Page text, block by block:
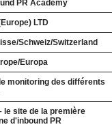
PR Academy
LTD
Schweiz/Switzerland
Europa
monitoring des différents
le site de la première
d'inbound PR